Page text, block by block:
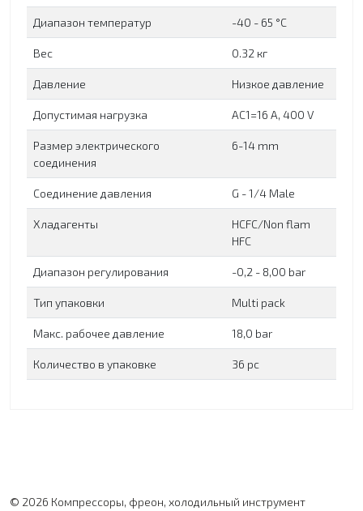
Диапазон температур -40 - 65 °C
Вес 0.32 кг
Давление Низкое давление
Допустимая нагрузка AC1=16 A, 400 V
Размер электрического
соединения
6-14 mm
Соединение давления G - 1/4 Male
Хладагенты
HCFC/Non flam
HFC
Диапазон регулирования -0,2 - 8,00 bar
Тип упаковки Multi pack
Макс. рабочее давление 18,0 bar
Количество в упаковке 36 рс
© 2026 Компрессоры, фреон, холодильный инструмент